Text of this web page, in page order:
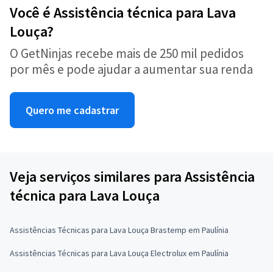
Você é Assistência técnica para Lava
Louça?
O GetNinjas recebe mais de 250 mil pedidos
por mês e pode ajudar a aumentar sua renda
Quero me cadastrar
Veja serviços similares para Assistência
técnica para Lava Louça
Assistências Técnicas para Lava Louça Brastemp em Paulínia
Assistências Técnicas para Lava Louça Electrolux em Paulínia